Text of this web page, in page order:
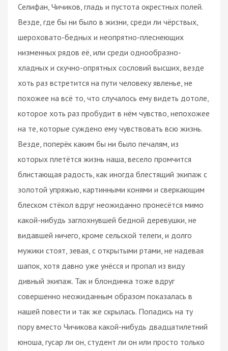
Селифан, Чичиков, гладь и пустота окрестных полей.
Везде, где бы ни было в жизни, среди ли чёрствых,
шероховато-бедных и неопрятно-плеснеющих
низменных рядов её, или среди однообразно-
хладных и скучно-опрятных сословий высших, везде
хоть раз встретится на пути человеку явленье, не
похожее на всё то, что случалось ему видеть дотоле,
которое хоть раз пробудит в нём чувство, непохожее
на те, которые суждено ему чувствовать всю жизнь.
Везде, поперёк каким бы ни было печалям, из
которых плетётся жизнь наша, весело промчится
блистающая радость, как иногда блестящий экипаж с
золотой упряжью, картинными конями и сверкающим
блеском стёкол вдруг неожиданно пронесётся мимо
какой-нибудь заглохнувшей бедной деревушки, не
видавшей ничего, кроме сельской телеги, и долго
мужики стоят, зевая, с открытыми ртами, не надевая
шапок, хотя давно уже унёсся и пропал из виду
дивный экипаж. Так и блондинка тоже вдруг
совершенно неожиданным образом показалась в
нашей повести и так же скрылась. Попадись на ту
пору вместо Чичикова какой-нибудь двадцатилетний
юноша, гусар ли он, студент ли он или просто только